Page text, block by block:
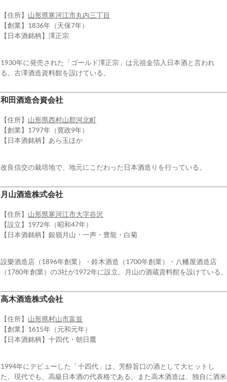
【住所】 山形県寒河江市丸内三丁目
【創業】1836年（天保7年）
【日本酒銘柄】澤正宗
1930年に発売された「ゴールド澤正宗」は元祖金箔入日本酒と言われ
る。古澤酒造資料館を設けている。
​和田酒造合資会社
【住所】 山形県西村山郡河北町
【創業】1797年（寛政9年）
【日本酒銘柄】あら玉ほか
改良信交の栽培地で、地元にこだわった日本酒造りを行っている。
​月山酒造株式会社
【住所】 山形県寒河江市大字谷沢
【設立】1972年（昭和47年）
【日本酒銘柄】銀嶺月山・一声・豊龍・白菊
設樂酒造店（1896年創業）・鈴木酒造（1700年創業）・八幡屋酒造店
（1780年創業）の3社が1972年に設立。月山の酒蔵資料館を設けている。
​高木酒造株式会社
【住所】 山形県村山市富並
【創業】1615年（元和元年）
【日本酒銘柄】十四代・朝日鷹
1994年にデビューした「十四代」は、芳醇旨口の酒として大ヒットし
た。現代でも、高級日本酒の代表格である。また高木酒造は、独自に酒米